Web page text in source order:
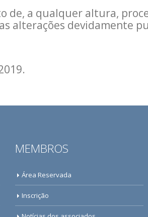
de, a qualquer altura,
alterações devidamente
MEMBROS
Área Reservada
Inscrição